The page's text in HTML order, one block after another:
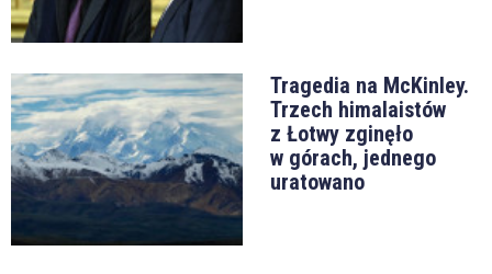
Tragedia na McKinley.
Trzech himalaistów
z Łotwy zginęło
w górach, jednego
uratowano